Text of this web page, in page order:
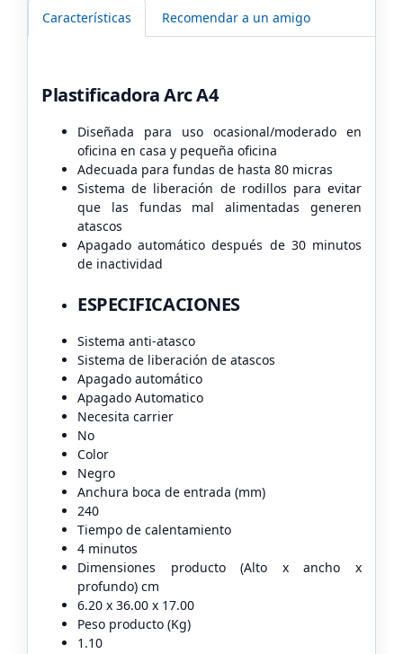
Características Recomendar a un amigo
Plastificadora Arc A4
Diseñada para uso ocasional/moderado en
oficina en casa y pequeña oficina
Adecuada para fundas de hasta 80 micras
Sistema de liberación de rodillos para evitar
que las fundas mal alimentadas generen
atascos
Apagado automático después de 30 minutos
de inactividad
ESPECIFICACIONES
Sistema anti-atasco
Sistema de liberación de atascos
Apagado automático
Apagado Automatico
Necesita carrier
No
Color
Negro
Anchura boca de entrada (mm)
240
Tiempo de calentamiento
4 minutos
Dimensiones producto (Alto x ancho x
profundo) cm
6.20 x 36.00 x 17.00
Peso producto (Kg)
1.10